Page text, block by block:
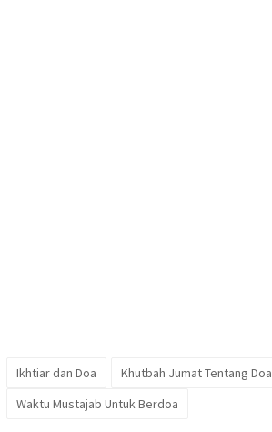
Ikhtiar dan Doa
Khutbah Jumat Tentang Doa
Waktu Mustajab Untuk Berdoa